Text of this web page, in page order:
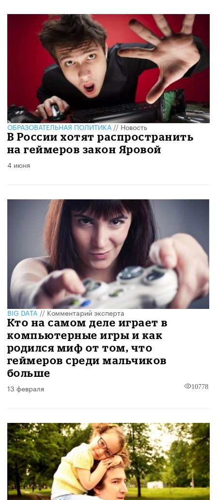
ОБРАЗОВАТЕЛЬНАЯ ПОЛИТИКА//Новость
В России хотят распространить
на геймеров закон Яровой
4 июня
BIG DATA//Комментарий эксперта
Кто на самом деле играет в
компьютерные игры и как
родился миф от том, что
геймеров среди мальчиков
больше
13 февраля 10778